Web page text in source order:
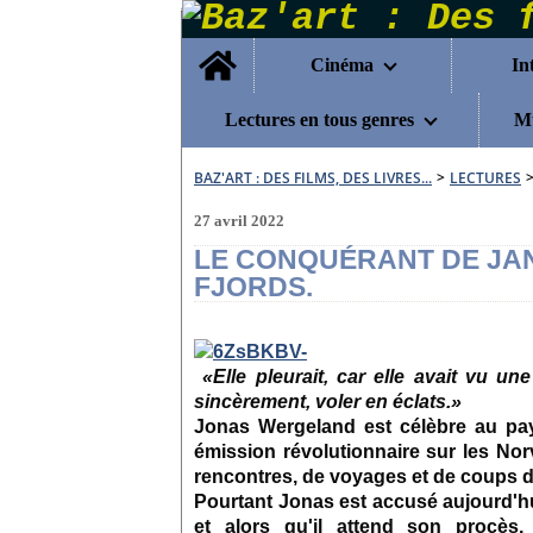
Home
Cinéma
Lectures en tous genres
BAZ'ART : DES FILMS, DES LIVRES... > LECTURES >
27 avril 2022
LE CONQUÉRANT DE
FJORDS.
«Elle pleurait, car elle avait vu
sincèrement, voler en éclats.»
Jonas Wergeland est célèbre au
émission révolutionnaire sur les
rencontres, de voyages et de coups
Pourtant Jonas est accusé
et alors qu'il attend son procès,